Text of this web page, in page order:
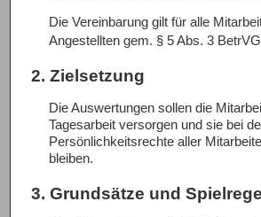
Die Vereinbarung gilt für alle
Angestellten gem. § 5 Abs. 3
2. Zielsetzung
Die Auswertungen sollen die
Tagesarbeit versorgen und sie bei
Persönlichkeitsrechte aller
bleiben.
3. Grundsätze und